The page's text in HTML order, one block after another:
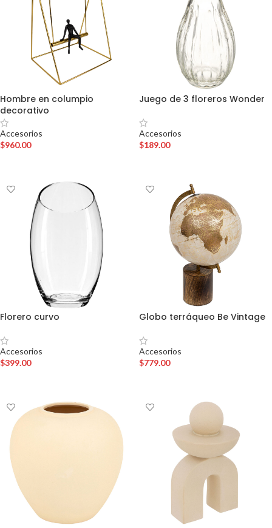
Hombre en columpio
decorativo
Accesorios
$960.00
Juego de 3 floreros Wonder
Accesorios
$189.00
Florero curvo
Accesorios
$399.00
Globo terráqueo Be Vintage
Accesorios
$779.00